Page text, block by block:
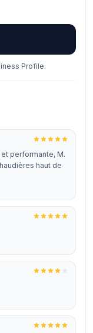
Profile.
performante, M.
haut de